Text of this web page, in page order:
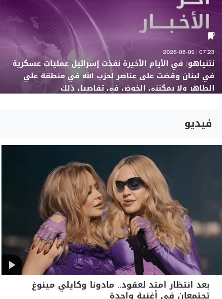
07:23 | 2026-08-09
نتنياهو: في الأيام الأخيرة نفذت إسرائيل عمليات عسكرية
في لبنان وقضت على عناصر لحزب الله في منطقة علي
الطاهر ولا يمكنني الخوض في تفاصيل ذلك
فيديو
بعد انتظار امتد لعقود.. مادونا وكايلي مينوغ
تجتمعان في أغنية واحدة